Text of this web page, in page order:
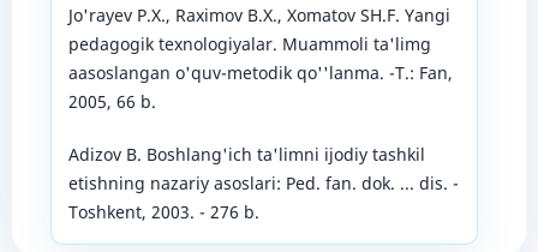
Jo'rayev P.X., Raximov B.X., Xomatov SH.F. Yangi
pedagogik texnologiyalar. Muammoli ta'limg
aasoslangan o'quv-metodik qo''lanma. -T.: Fan,
2005, 66 b.
Adizov B. Boshlang'ich ta'limni ijodiy tashkil
etishning nazariy asoslari: Ped. fan. dok. ... dis. -
Toshkent, 2003. - 276 b.